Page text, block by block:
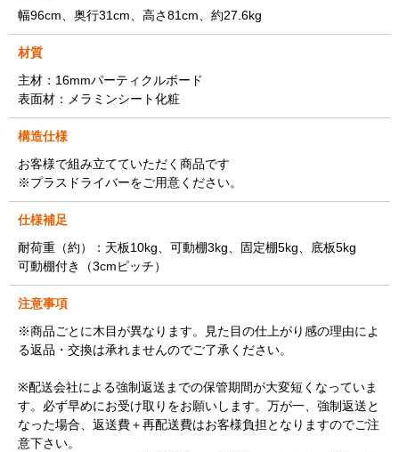
幅96cm、奥行31cm、高さ81cm、約27.6kg
材質
主材：16mmパーティクルボード
表面材：メラミンシート化粧
構造仕様
お客様で組み立てていただく商品です
※プラスドライバーをご用意ください。
仕様補足
耐荷重（約）：天板10kg、可動棚3kg、固定棚5kg、底板5kg
可動棚付き（3cmピッチ）
注意事項
※商品ごとに木目が異なります。見た目の仕上がり感の理由によ
る返品・交換は承れませんのでご了承ください。
※配送会社による強制返送までの保管期間が大変短くなっていま
す。必ず早めにお受け取りをお願いします。万が一、強制返送と
なった場合、返送費＋再配送費はお客様負担となりますのでご注
意下さい。